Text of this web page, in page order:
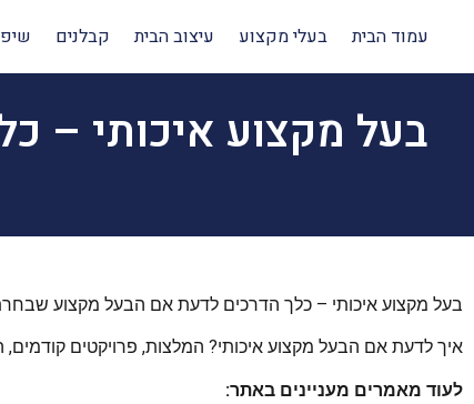
עמוד הבית בעלי מקצוע עיצוב הבית קבלנים
בעל מקצוע איכותי –
בעל מקצוע איכותי – כלך הדרכים לדעת אם הבעל מקצוע
איך לדעת אם הבעל מקצוע איכותי? המלצות, פרויקטים
לעוד מאמרים מעניינים באתר: